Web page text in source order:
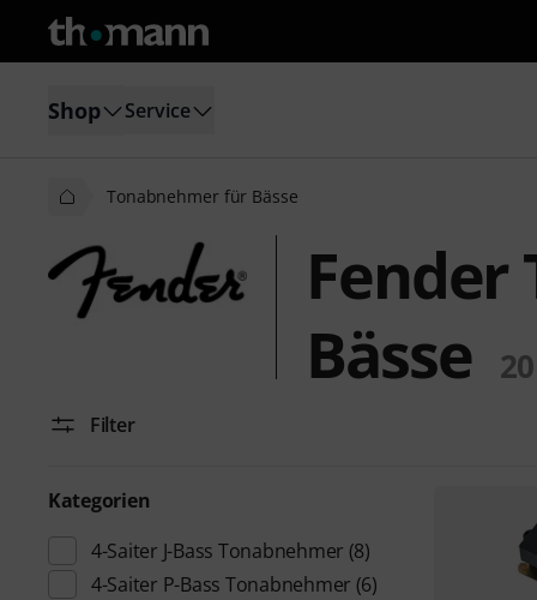
Shop Service
Tonabnehmer für Bässe
Bässe
20
Filter
Kategorien
4-Saiter J-Bass Tonabnehmer (8)
4-Saiter P-Bass Tonabnehmer (6)